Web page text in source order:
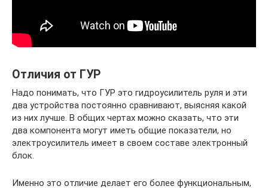
Отличия от ГУР
Надо понимать, что ГУР это гидроусилитель руля и эти
два устройства постоянно сравнивают, выясняя какой
из них лучше. В общих чертах можно сказать, что эти
два компонента могут иметь общие показатели, но
электроусилитель имеет в своем составе электронный
блок.
Именно это отличие делает его более функциональным,